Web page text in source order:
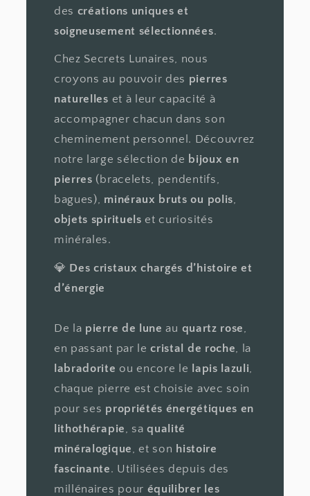
des créations uniques et
soigneusement sélectionnées.
Chez Secrets Lunaires, nous
croyons au pouvoir des pierres
naturelles et à leur capacité à
accompagner chacun dans son
cheminement personnel. Découvrez
notre large sélection de bijoux en
pierres (bracelets, pendentifs,
bagues), minéraux bruts ou polis,
objets spirituels et curiosités
minérales.
💎 Des cristaux chargés d’histoire et
d’énergie
De la pierre de lune au quartz rose
en passant par lecristal de roche , la
labradorite ou encore le lapis lazuli
chaque pierre est choisie avec soin
pour ses propriétés énergétiques en
lithothérapie
, saqualité
minéralogique
, et son histoire
fascinante. Utilisées depuis des
millénaires pour équilibrer les